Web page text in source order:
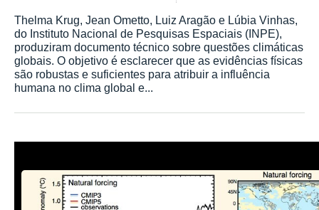
Thelma Krug, Jean Ometto, Luiz Aragão e Lúbia Vinhas,
do Instituto Nacional de Pesquisas Espaciais (INPE),
produziram documento técnico sobre questões climáticas
globais. O objetivo é esclarecer que as evidências físicas
são robustas e suficientes para atribuir a influência
humana no clima global e...